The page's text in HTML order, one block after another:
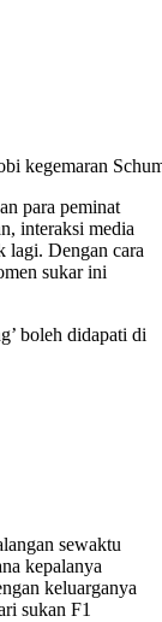
kegemaran
para peminat
interaksi media
lagi. Dengan cara
sukar ini
boleh didapati di
sewaktu
kepalanya
keluarganya
sukan F1